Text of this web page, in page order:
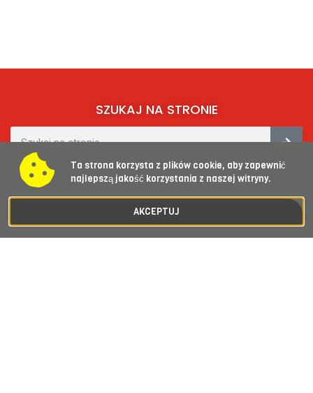
SZUKAJ NA STRONIE
SOCIAL MEDIA​
Ta strona korzysta z plików cookie, aby zapewnić
najlepszą jakość korzystania z naszej witryny.
AKCEPTUJ